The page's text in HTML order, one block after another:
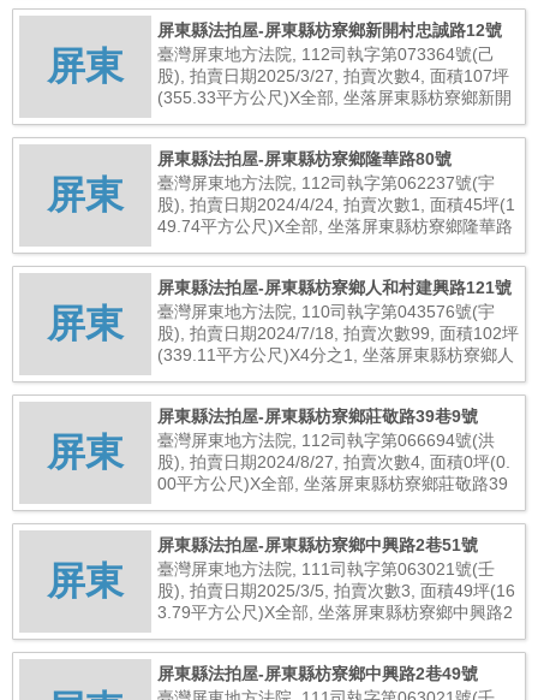
屏東
屏東縣法拍屋-屏東縣枋寮鄉新開村忠誠路12號
臺灣屏東地方法院, 112司執字第073364號(己
股), 拍賣日期2025/3/27, 拍賣次數4, 面積107坪
(355.33平方公尺)X全部, 坐落屏東縣枋寮鄉新開
屏東
屏東縣法拍屋-屏東縣枋寮鄉隆華路80號
臺灣屏東地方法院, 112司執字第062237號(宇
股), 拍賣日期2024/4/24, 拍賣次數1, 面積45坪(1
49.74平方公尺)X全部, 坐落屏東縣枋寮鄉隆華路
屏東
屏東縣法拍屋-屏東縣枋寮鄉人和村建興路121號
臺灣屏東地方法院, 110司執字第043576號(宇
股), 拍賣日期2024/7/18, 拍賣次數99, 面積102坪
(339.11平方公尺)X4分之1, 坐落屏東縣枋寮鄉人
屏東
屏東縣法拍屋-屏東縣枋寮鄉莊敬路39巷9號
臺灣屏東地方法院, 112司執字第066694號(洪
股), 拍賣日期2024/8/27, 拍賣次數4, 面積0坪(0.
00平方公尺)X全部, 坐落屏東縣枋寮鄉莊敬路39
屏東
屏東縣法拍屋-屏東縣枋寮鄉中興路2巷51號
臺灣屏東地方法院, 111司執字第063021號(壬
股), 拍賣日期2025/3/5, 拍賣次數3, 面積49坪(16
3.79平方公尺)X全部, 坐落屏東縣枋寮鄉中興路2
屏東縣法拍屋-屏東縣枋寮鄉中興路2巷49號